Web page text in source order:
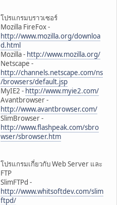
โปรแกรมบราวเซอร์
Mozilla FireFox -
http://www.mozilla.org/downloa
d.html
Mozilla - http://www.mozilla.org/
Netscape -
http://channels.netscape.com/ns
/browsers/default.jsp
MyIE2 - http://www.myie2.com/
Avantbrowser -
http://www.avantbrowser.com/
SlimBrowser -
http://www.flashpeak.com/sbro
wser/sbrowser.htm
โปรแกรมเกี่ยวกับ Web Server และ
FTP
SlimFTPd -
http://www.whitsoftdev.com/slim
ftpd/